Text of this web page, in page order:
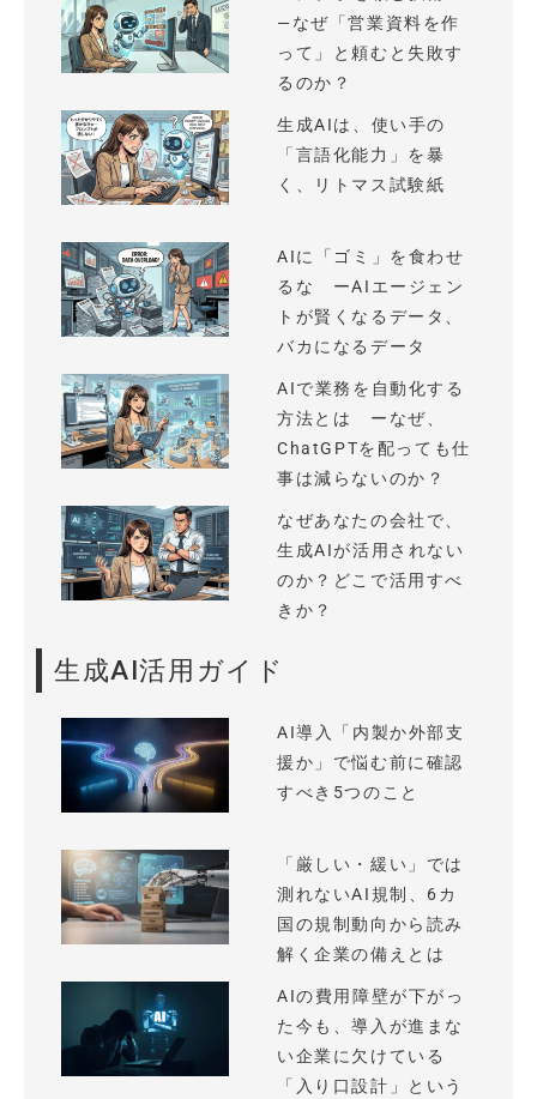
—なぜ「営業資料を作
って」と頼むと失敗す
るのか？
生成AIは、使い手の
「言語化能力」を暴
く、リトマス試験紙
AIに「ゴミ」を食わせ
るな ーAIエージェン
トが賢くなるデータ、
バカになるデータ
AIで業務を自動化する
方法とは ーなぜ、
ChatGPTを配っても仕
事は減らないのか？
なぜあなたの会社で、
生成AIが活用されない
のか？どこで活用すべ
きか？
生成AI活用ガイド
AI導入「内製か外部支
援か」で悩む前に確認
すべき5つのこと
「厳しい・緩い」では
測れないAI規制、6カ
国の規制動向から読み
解く企業の備えとは
AIの費用障壁が下がっ
た今も、導入が進まな
い企業に欠けている
「入り口設計」という